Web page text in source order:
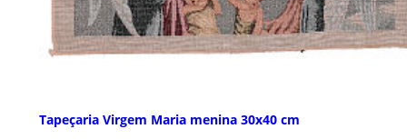
Tapeçaria Virgem Maria menina 30x40 cm